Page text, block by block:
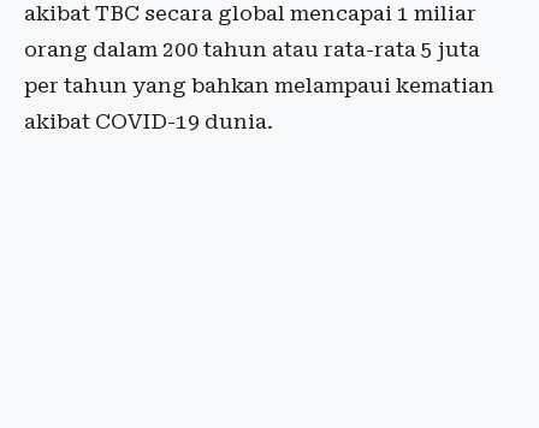
akibat TBC secara global mencapai 1 miliar
orang dalam 200 tahun atau rata-rata 5 juta
per tahun yang bahkan melampaui kematian
akibat COVID-19 dunia.